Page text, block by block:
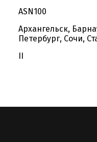
ASN100
Архангельск,
Петербург, Сочи,
II